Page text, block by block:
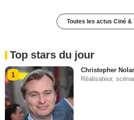
Toutes les actus Ciné &
Top stars du jour
1
Christopher
Réalisateur,